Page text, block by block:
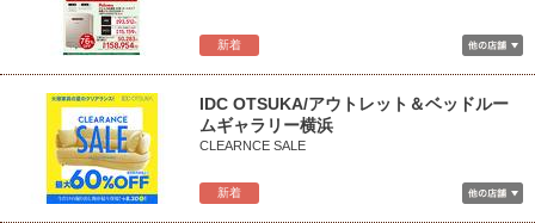
新着
新着
IDC OTSUKA/アウトレット＆ベッドルー
ムギャラリー横浜
CLEARNCE SALE